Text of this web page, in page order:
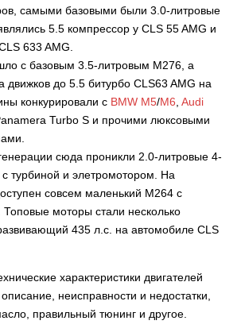
самыми базовыми были 3.0-литровые
5.5 компрессор у CLS 55 AMG и
633 AMG.
с базовым 3 .5-литровым М276, а
движков до 5.5 битурбо CLS63 AMG на
конкурировали с BMW M5/M6 Audi
Turbo S и прочими люксовыми
сюда проникли 2.0-литровые 4-
турбиной и элетромотором. На
совсем маленький М264 с
моторы стали несколько
435 л.с. на автомобиле CLS
характеристики двигателей
неисправности и недостатки,
правильный тюнинг и другое.